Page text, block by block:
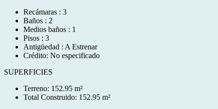
Recámaras : 3
Baños : 2
Medios baños : 1
Pisos : 3
Antigüedad : A Estrenar
Crédito: No especificado
SUPERFICIES
Terreno: 152.95 m²
Total Construido: 152.95 m²